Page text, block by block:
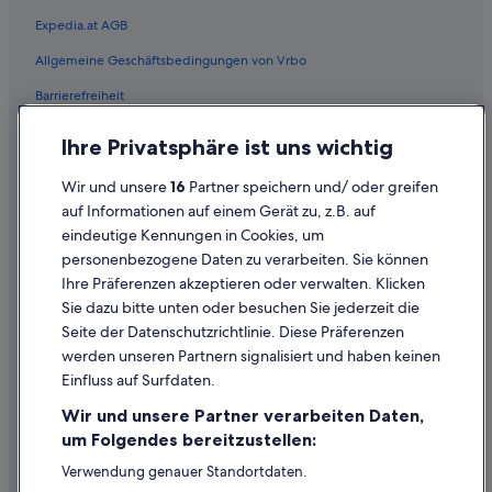
Hotels mit Yoga in Los Angeles
Marriott Hotels & Resorts in Los Angeles
Oakwood Hotels in Los Angeles
Vagabond Inn Hotels in Los Angeles
Los Angeles Hotels
Motels in Los Angeles
Villen in Los Angeles
Hotels nahe Million Dollar Theater
Skid Row: Hotels
Business in Los Angeles County
Expedia.at AGB
Allgemeine Geschäftsbedingungen von Vrbo
Barrierefreiheit
Rechtliche Hinweise/Kontakt
Inhaltsrichtlinien und Melden von Inhalten
Hilfe
Hilfe
Rückerstattungsprozess und Zeitrahmen
Buchen Sie einen Flug mit einer Gutschrift bei der Fluggesellschaft
Ihre Privatsphäre ist uns wichtig
Wir und unsere16 Partner speichern und/ oder greifen
auf Informationen auf einem Gerät zu, z.B. auf
eindeutige Kennungen in Cookies, um
personenbezogene Daten zu verarbeiten. Sie können
Ihre Präferenzen akzeptieren oder verwalten. Klicken
Sie dazu bitte unten oder besuchen Sie jederzeit die
Seite der Datenschutzrichtlinie. Diese Präferenzen
werden unseren Partnern signalisiert und haben keinen
Einfluss auf Surfdaten.
Wir und unsere Partner verarbeiten Daten,
um Folgendes bereitzustellen:
Verwendung genauer Standortdaten.